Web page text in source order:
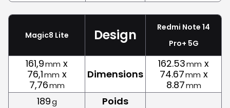
Magic8 Lite Design
Redmi Note 14
Pro+ 5G
161,9mm x
76,1mm x
7,76mm
Dimensions
162.53mm x
74.67mm x
8.87mm
189g
Poids